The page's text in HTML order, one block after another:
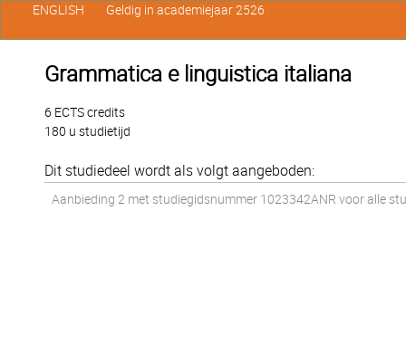
Grammatica e linguistica italiana
6 ECTS credits
180 u studietijd
Dit studiedeel wordt als volgt aangeboden:
Aanbieding 2 met studiegidsnummer 1023342ANR voor alle
ENGLISH Geldig in academiejaar 2526